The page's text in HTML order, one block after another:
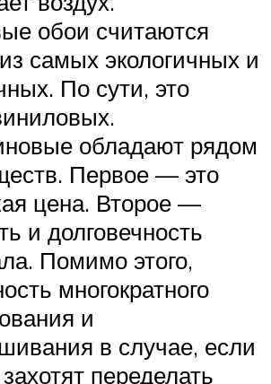
обои считаются
самых экологичных и
По сути, это
обладают рядом
Первое — это
цена. Второе —
и долговечность
Помимо этого,
многократного
и
в случае, если
переделать